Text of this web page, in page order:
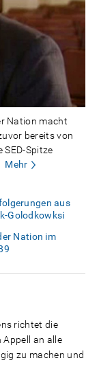
Nation macht
bereits von
SED-Spitze
Mehr
aus
Golodkowksi
Nation im
richtet die
an alle
zu machen und